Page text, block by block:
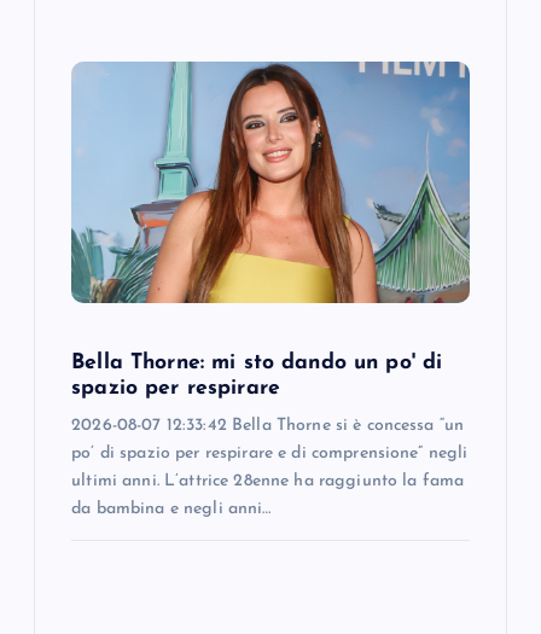
Bella Thorne: mi sto dando un po' di
spazio per respirare
2026-08-07 12:33:42 Bella Thorne si è concessa “un
po’ di spazio per respirare e di comprensione” negli
ultimi anni. L’attrice 28enne ha raggiunto la fama
da bambina e negli anni…